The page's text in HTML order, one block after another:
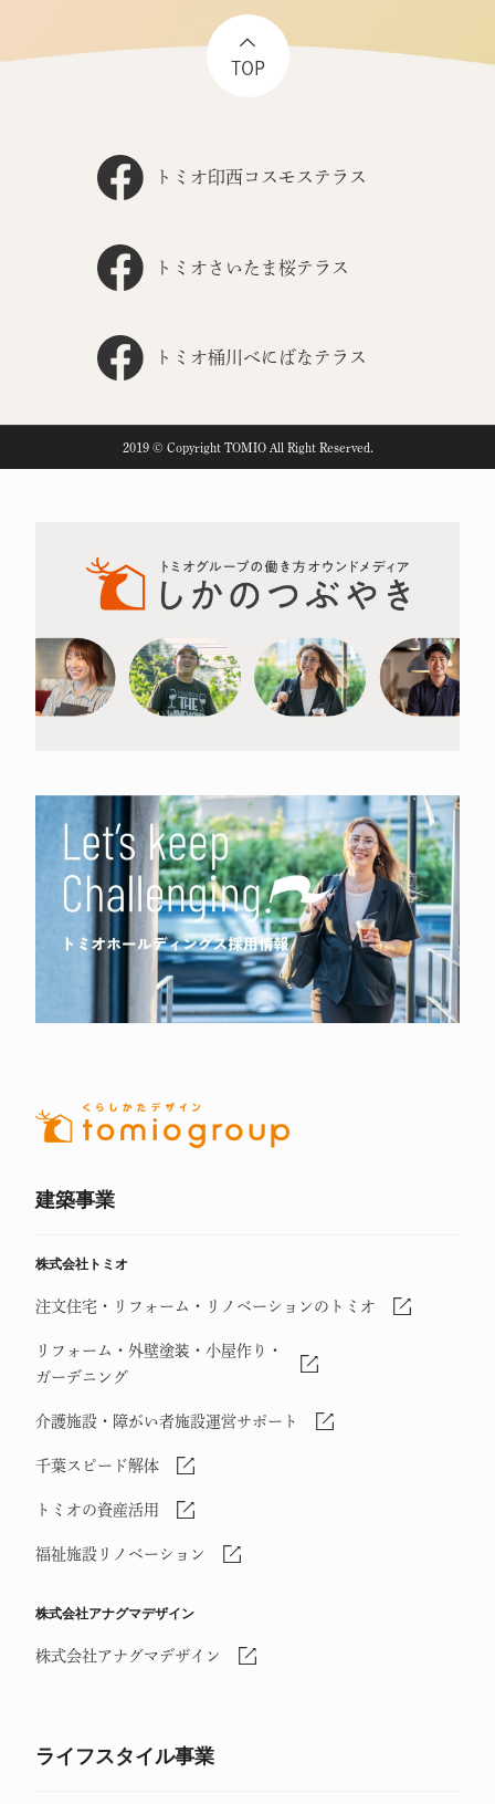
TOP
トミオ印西コスモステラス
トミオさいたま桜テラス
トミオ桶川べにばなテラス
2019 © Copyright TOMIO All Right Reserved.
建築事業
株式会社トミオ
注文住宅・リフォーム・リノベーションのトミオ
リフォーム・外壁塗装・小屋作り・
ガーデニング
介護施設・障がい者施設運営サポート
千葉スピード解体
トミオの資産活用
福祉施設リノベーション
株式会社アナグマデザイン
株式会社アナグマデザイン
ライフスタイル事業